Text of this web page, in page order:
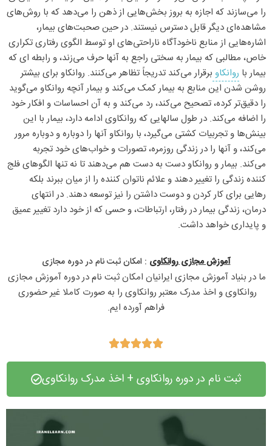
را می‌سازند که اجازه به بروز بخش‌هایی از ذهن را می‌دهد که با روش‌های
مشاهده‌ای دیگر قابل دسترس نیستند. در حین صحبت‌های بیمار،
اشاره‌هایی از منابع ناخودآگاه ناراحتی‌های او توسط الگوی رفتاری تکراری
خاص، مطالبی که بیمار به سختی راجع به آنها حرف می‌زند، و رابطه ای که
بیمار با روانکاو برقرار می‌کند تدریجاً تظاهر می‌کنند. روانکاو برای بیشتر
روشن شدن این منابع به بیمار کمک می‌کند و بیمار آنچه روانکاو می‌گوید
را دقیق‌تر کرده،‌ تصحیح می‌کند، رد می‌کند و به آن احساسات و افکار خود
را اضافه می‌کند. در طول سالهایی که روانکاوی ادامه دارد، بیمار با این
بینش‌ها و تجربیات کشتی می‌گیرد، با روانکاو آنها را دوباره و دوباره مرور
می‌کند، و آنها را در زندگی روزمره، تصورات و خواب‌های خود تجربه
می‌کند. بیمار و روانکاو دست به دست هم می‌دهند تا نه تنها الگوهای فلج
کننده زندگی را تغییر دهند و علائم ناتوان کننده را از میان ببرند بلکه
رهایی برای کار کردن و دوست داشتن را نیز توسعه دهند. در انتهای
درمان، زندگی بیمار در رفتار، ارتباطات، و حسی که از خود دارد تغییر عمیق
و پایداری خواهد داشت.
آموزش مجازی روانکاوی : امکان ثبت نام در دوره مجازی​
فراهم آورده ایم.





ثبت نام در دوره روانکاوی + اخذ مدرک روانکاوی